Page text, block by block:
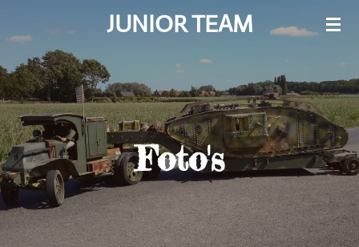
direct
naar
de
hoofdinhoud
JUNIOR TEAM
Foto's